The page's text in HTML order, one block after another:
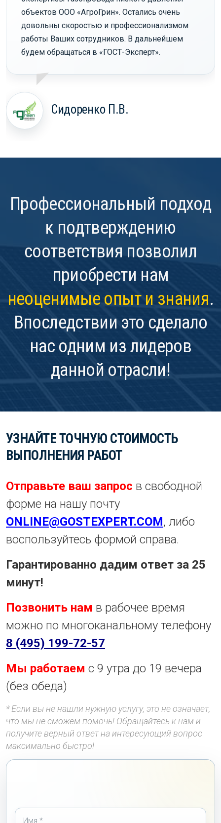
объектов ООО «АгроГрин». Остались очень
довольны скоростью и профессионализмом
работы Ваших сотрудников. В дальнейшем
будем обращаться в «ГОСТ-Эксперт».
Сидоренко П.В.
Профессиональный подход
к подтверждению
соответствия позволил
приобрести нам
неоценимые опыт и знания.
Впоследствии это сделало
нас одним из лидеров
данной отрасли!
УЗНАЙТЕ ТОЧНУЮ СТОИМОСТЬ
ВЫПОЛНЕНИЯ РАБОТ
Отправьте ваш запрос в свободной
форме на нашу почту
ONLINE@GOSTEXPERT.COM, либо
воспользуйтесь формой справа.
Гарантированно дадим ответ за 25
минут!
Позвонить нам в рабочее время
можно по многоканальному телефону
8 (495) 199-72-57
Мы работаем с 9 утра до 19 вечера
(без обеда)
* Если вы не нашли нужную услугу, это не означает,
что мы не сможем помочь! Обращайтесь к нам и
получите верный ответ на интересующий вопрос
максимально быстро!